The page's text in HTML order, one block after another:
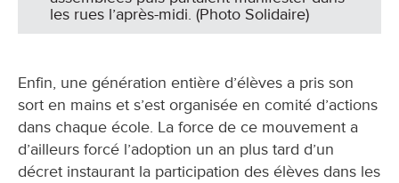
les rues l’après-midi. (Photo Solidaire)
Enfin, une génération entière d’élèves a pris son
sort en mains et s’est organisée en comité d’actions
dans chaque école. La force de ce mouvement a
d’ailleurs forcé l’adoption un an plus tard d’un
décret instaurant la participation des élèves dans les